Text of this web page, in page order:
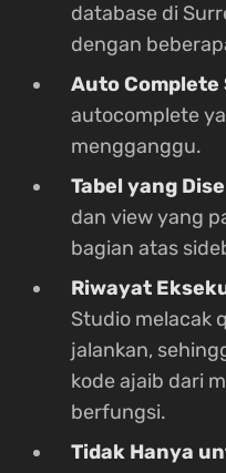
database di
dengan
Auto Complete
autocomplete
mengganggu.
Tabel yang
dan view yang
bagian atas
Riwayat
Studio melacak
jalankan,
kode ajaib dari
berfungsi.
Tidak Hanya